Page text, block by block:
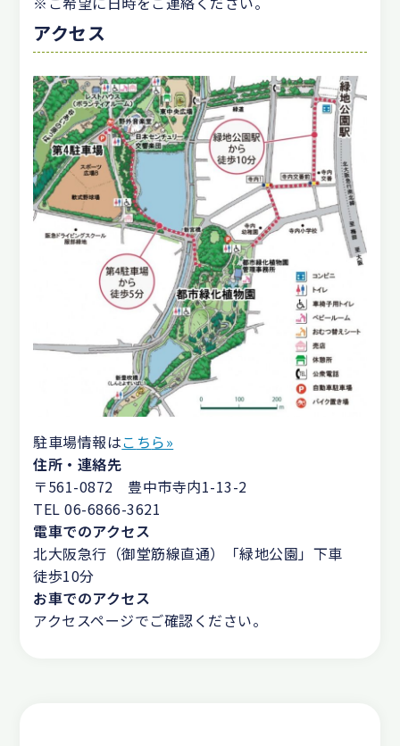
アクセス
駐車場情報はこ ちら»
住所・連絡先
〒561-0872 豊中市寺内1-13-2
TEL 06-6866-3621
電車でのアクセス
北大阪急行（御堂筋線直通）「緑地公園」下車
徒歩10分
お車でのアクセス
アクセスページでご確認ください。